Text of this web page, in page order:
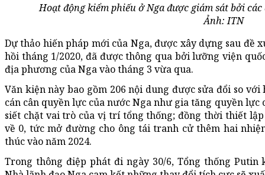
Hoạt động kiểm phiếu ở Nga được giám sát bởi
Ảnh: ITN
Dự thảo hiến pháp mới của Nga, được xây dựng sau đề
hồi tháng 1/2020, đã được thông qua bởi lưỡng viện
địa phương của Nga vào tháng 3 vừa qua.
Văn kiện này bao gồm 206 nội dung được sửa đổi so
cán cân quyền lực của nước Nga như gia tăng quyền
siết chặt vai trò của vị trí tổng thống; đồng thời thiết
về 0, tức mở đường cho ông tái tranh cử thêm hai
thúc vào năm 2024.
Trong thông điệp phát đi ngày 30/6, Tổng thống